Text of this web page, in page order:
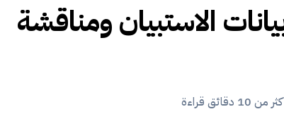
الاستبيان ومناقشة
من 10 دقائق قراءة